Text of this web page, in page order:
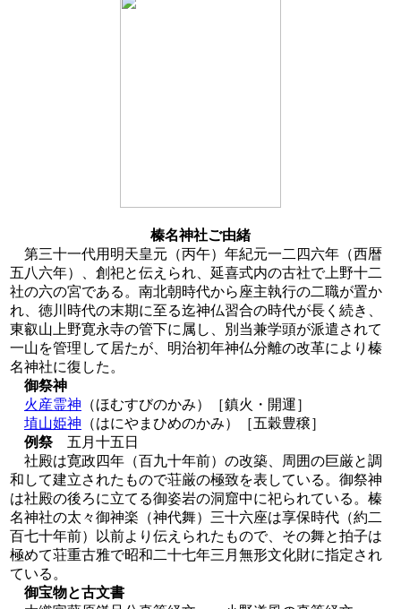
榛名神社ご由緒
第三十一代用明天皇元（丙午）年紀元一二四六年（西暦
五八六年）、創祀と伝えられ、延喜式内の古社で上野十二
社の六の宮である。南北朝時代から座主執行の二職が置か
れ、徳川時代の末期に至る迄神仏習合の時代が長く続き、
東叡山上野寛永寺の管下に属し、別当兼学頭が派遣されて
一山を管理して居たが、明治初年神仏分離の改革により榛
名神社に復した。
御祭神
火産霊神 （ほむすびのかみ）［鎮火・開運］
埴山姫神 （はにやまひめのかみ）［五穀豊穣］
例祭五月十五日
社殿は寛政四年（百九十年前）の改築、周囲の巨厳と調
和して建立されたもので荘厳の極致を表している。御祭神
は社殿の後ろに立てる御姿岩の洞窟中に祀られている。榛
名神社の太々御神楽（神代舞）三十六座は享保時代（約二
百七十年前）以前より伝えられたもので、その舞と拍子は
極めて荘重古雅で昭和二十七年三月無形文化財に指定され
ている。
御宝物と古文書